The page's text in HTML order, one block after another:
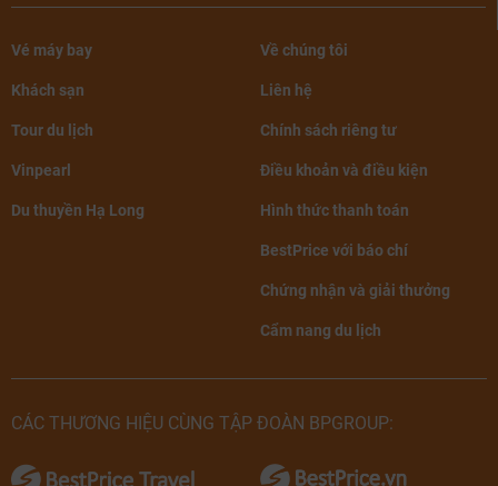
Vé máy bay
Khách sạn
Tour du lịch
Vinpearl
Du thuyền Hạ Long
Về chúng tôi
Liên hệ
Chính sách riêng tư
Điều khoản và điều kiện
Hình thức thanh toán
BestPrice với báo chí
Chứng nhận và giải thưởng
Cẩm nang du lịch
CÁC THƯƠNG HIỆU CÙNG TẬP ĐOÀN BPGROUP: